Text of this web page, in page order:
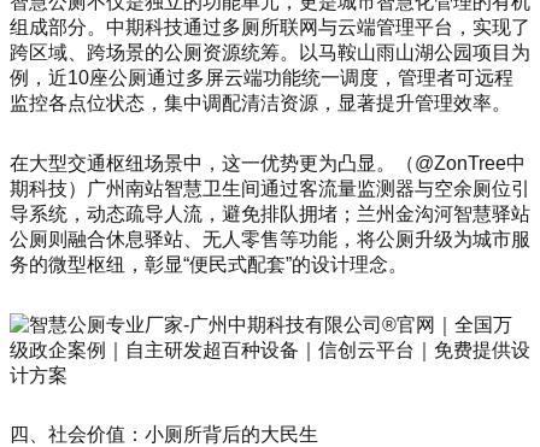
组成部分。中期科技通过多厕所联网与云端管理平台，实现了
跨区域、跨场景的公厕资源统筹。以马鞍山雨山湖公园项目为
例，近10座公厕通过多屏云端功能统一调度，管理者可远程
监控各点位状态，集中调配清洁资源，显著提升管理效率。
在大型交通枢纽场景中，这一优势更为凸显。（@ZonTree中
期科技）广州南站智慧卫生间通过客流量监测器与空余厕位引
导系统，动态疏导人流，避免排队拥堵；兰州金沟河智慧驿站
公厕则融合休息驿站、无人零售等功能，将公厕升级为城市服
务的微型枢纽，彰显“便民式配套”的设计理念。
四、社会价值：小厕所背后的大民生